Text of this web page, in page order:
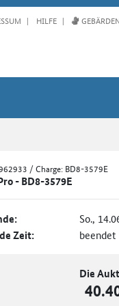
HILFE
/ Charge: BD8-3579E
- BD8-3579E
So.,
Zeit: beendet
Die